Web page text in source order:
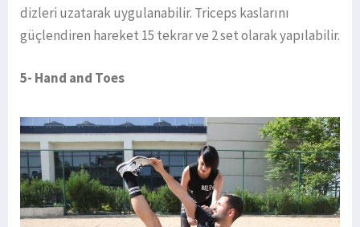
dizleri uzatarak uygulanabilir. Triceps kaslarını
güçlendiren hareket 15 tekrar ve 2 set olarak yapılabilir.
5- Hand and Toes